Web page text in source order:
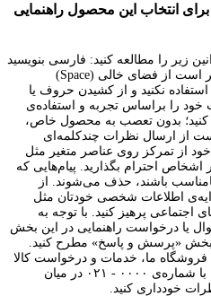
انتخاب این محصول راهنمایی
زیر را مطالعه کنید: فارسی بنویسید
و از کیبورد فارسی استفاده کنید. بهتر است از فضای خالی (Space)
نکنید و از کشیدن حروف یا
خود را براساس تجربه و استفاده‌ی
بدون تعصب به محصول خاص،
است از ارسال نظرات چندکلمه‌‌ای
از تمرکز روی عناصر متغیر مثل
اشخاص احترام بگذارید. پیام‌هایی که
باشند، حذف می‌شوند. از
اطلاعات شخصی خودتان مثل
پرهیز کنید. با توجه به
یا درخواست راهنمایی در این بخش
بخش «پرسش و پاسخ» مطرح کنید.
ما، خدمات و درخواست کالا
را با ایمیل info@yourdomain.com یا با شماره‌ی ۰۰۰۰ - ۰۲۱ در میان
خودداری کنید.